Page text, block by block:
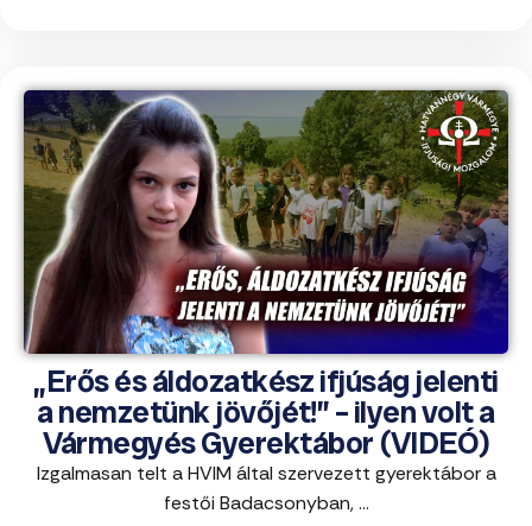
„Erős és áldozatkész ifjúság jelenti
a nemzetünk jövőjét!” – ilyen volt a
Vármegyés Gyerektábor (VIDEÓ)
Izgalmasan telt a HVIM által szervezett gyerektábor a
festői Badacsonyban, ...